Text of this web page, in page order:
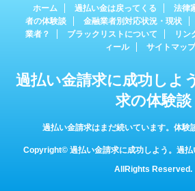
ホーム 過払い金は戻ってくる 法律
者の体験談
金融業者別対応状況・現状
業者？
ブラックリストについて リン
ィール
サイトマップ
過払い金請求に成功しよ
求の体験談
過払い金請求はまだ続いています。体験
Copyright© 過払い金請求に成功しよう。過払
AllRights Reserved.